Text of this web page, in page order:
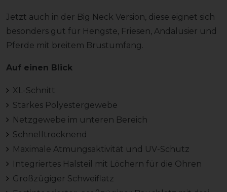
Jetzt auch in der Big Neck Version, diese eignet sich
besonders gut für Hengste, Friesen, Andalusier und
Pferde mit breitem Brustumfang.
Auf einen Blick
XL-Schnitt
Starkes Polyestergewebe
Netzgewebe im unteren Bereich
Schnelltrocknend
Maximale Atmungsaktivität und UV-Schutz
Integriertes Halsteil mit Löchern für die Ohren
Großzügiger Schweiflatz